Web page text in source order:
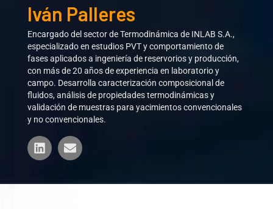
Iván Palleres
Encargado del sector de Termodinámica de INLAB S.A.,
especializado en estudios PVT y comportamiento de
fases aplicados a ingeniería de reservorios y producción,
con más de 20 años de experiencia en laboratorio y
campo. Desarrolla caracterización composicional de
fluidos, análisis de propiedades termodinámicas y
validación de muestras para yacimientos convencionales
y no convencionales.